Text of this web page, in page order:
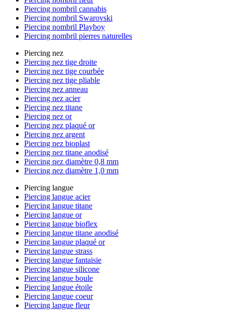
Piercing nombril cannabis
Piercing nombril Swarovski
Piercing nombril Playboy
Piercing nombril pierres naturelles
Piercing nez
Piercing nez tige droite
Piercing nez tige courbée
Piercing nez tige pliable
Piercing nez anneau
Piercing nez acier
Piercing nez titane
Piercing nez or
Piercing nez plaqué or
Piercing nez argent
Piercing nez bioplast
Piercing nez titane anodisé
Piercing nez diamètre 0,8 mm
Piercing nez diamètre 1,0 mm
Piercing langue
Piercing langue acier
Piercing langue titane
Piercing langue or
Piercing langue bioflex
Piercing langue titane anodisé
Piercing langue plaqué or
Piercing langue strass
Piercing langue fantaisie
Piercing langue silicone
Piercing langue boule
Piercing langue étoile
Piercing langue coeur
Piercing langue fleur